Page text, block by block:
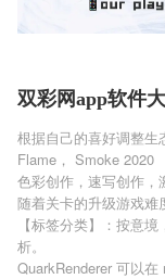
双彩网app软件
根据自己的喜好调整生
Flame， Smoke 2020
色彩创作，速写创作，
随着关卡的升级游戏难
【标签分类】：按意
析。
QuarkRenderer 可以在